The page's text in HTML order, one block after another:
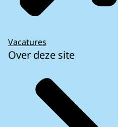
Vacatures
Over deze site